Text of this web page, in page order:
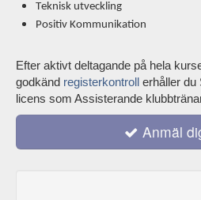
Teknisk utveckling
Positiv Kommunikation
Efter aktivt deltagande på hela
godkänd registerkontroll
erhåller du
licens som Assisterande
Anmäl